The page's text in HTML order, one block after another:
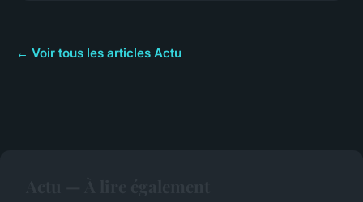
← Voir tous les articles Actu